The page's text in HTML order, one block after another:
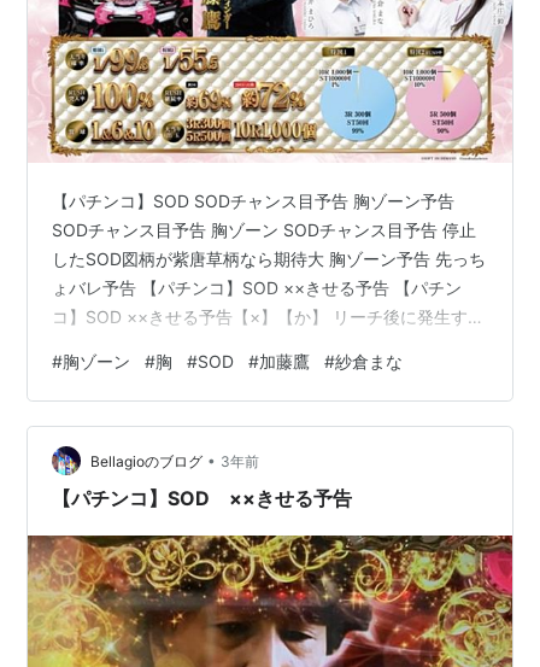
【パチンコ】SOD SODチャンス目予告 胸ゾーン予告
SODチャンス目予告 胸ゾーン SODチャンス目予告 停止
したSOD図柄が紫唐草柄なら期待大 胸ゾーン予告 先っち
ょバレ予告 【パチンコ】SOD ××きせる予告 【パチン
コ】SOD ××きせる予告【×】【か】 リーチ後に発生する
せる」など様々なパターン 【パチンコ】SOD 絶超ハーレ
ム【ぜっちょう】 発生すれば期待大となるリーチへ発展
【パチンコ】SOD 魔NEW ZONE 【パチンコ】SOD 魔
NEW ZONE BURST UP RUSH中にボタンを押して、魔
NEW ZONEまで昇格すれ…
#胸ゾーン #胸 #SOD #加藤鷹 #紗倉まな
Bellagioのブログ • 3年前
【パチンコ】SOD ××きせる予告